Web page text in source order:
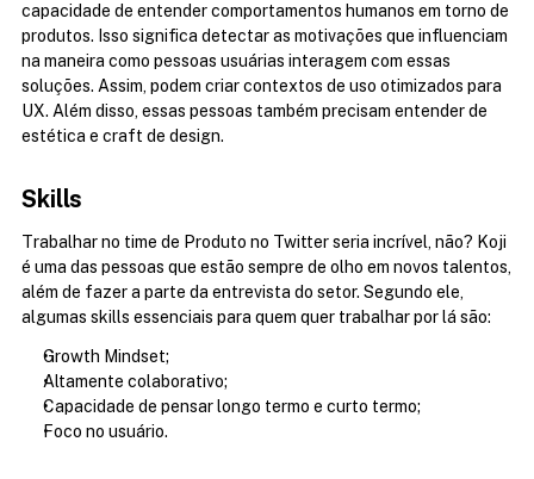
capacidade de entender comportamentos humanos em torno de
produtos. Isso significa detectar as motivações que influenciam
na maneira como pessoas usuárias interagem com essas
soluções. Assim, podem criar contextos de uso otimizados para
UX. Além disso, essas pessoas também precisam entender de
estética e craft de design.
Skills
Trabalhar no time de Produto no Twitter seria incrível, não? Koji
é uma das pessoas que estão sempre de olho em novos talentos,
além de fazer a parte da entrevista do setor. Segundo ele,
algumas skills essenciais para quem quer trabalhar por lá são:
Growth Mindset;
Altamente colaborativo;
Capacidade de pensar longo termo e curto termo;
Foco no usuário.